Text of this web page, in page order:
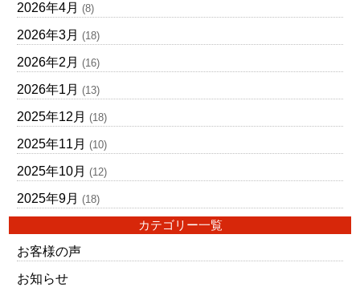
2026年4月 (8)
2026年3月 (18)
2026年2月 (16)
2026年1月 (13)
2025年12月 (18)
2025年11月 (10)
2025年10月 (12)
2025年9月 (18)
カテゴリー一覧
お客様の声
お知らせ